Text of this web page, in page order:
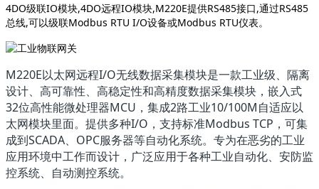
4DO级联IO模块,4DO远程IO模块,M220E提供RS485接口,通过RS485
总线,可以级联Modbus RTU I/O设备或Modbus RTU仪表。
M220E以太网远程I/O无线数据采集模块是一款工业级、隔离
设计、高可靠性、高稳定性和高精度数据采集模块，嵌入式
32位高性能微处理器MCU，集成2路工业10/100M自适应以
太网模块里面。提供多种I/O，支持标准Modbus TCP，可集
成到SCADA、OPC服务器等自动化系统。专为在恶劣的工业
应用环境中工作而设计，广泛应用于各种工业自动化、安防监
控系统、自动测控系统。